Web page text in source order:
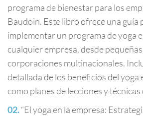
programa de bienestar para los
Baudoin. Este libro ofrece una guía
implementar un programa de yoga
cualquier empresa, desde
corporaciones multinacionales.
detallada de los beneficios del yoga
como planes de lecciones y
“El yoga en la empresa: